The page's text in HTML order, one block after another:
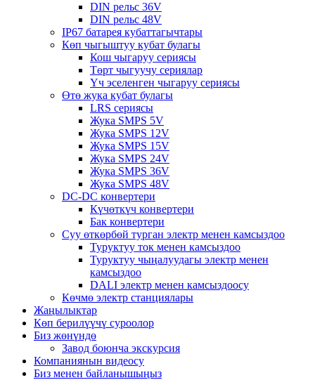
DIN рельс 36V
DIN рельс 48V
IP67 батарея кубаттагычтары
Көп чыгыштуу кубат булагы
Кош чыгаруу сериясы
Төрт чыгуучу сериялар
Үч эселенген чыгаруу сериясы
Өтө жука кубат булагы
LRS сериясы
Жука SMPS 5V
Жука SMPS 12V
Жука SMPS 15V
Жука SMPS 24V
Жука SMPS 36V
Жука SMPS 48V
DC-DC конвертери
Күчөткүч конвертери
Бак конвертери
Суу өткөрбөй турган электр менен камсыздоо
Туруктуу ток менен камсыздоо
Туруктуу чыңалуудагы электр менен
камсыздоо
DALI электр менен камсыздоосу
Көчмө электр станциялары
Жаңылыктар
Көп берилүүчү суроолор
Биз жөнүндө
Завод боюнча экскурсия
Компаниянын видеосу
Биз менен байланышыңыз